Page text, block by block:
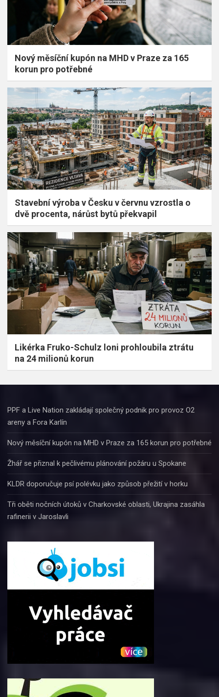
Nový měsíční kupón na MHD v Praze za 165
korun pro potřebné
Stavební výroba v Česku v červnu vzrostla o
dvě procenta, nárůst bytů překvapil
Likérka Fruko-Schulz loni prohloubila ztrátu
na 24 milionů korun
PPF a Live Nation zakládají společný podnik pro provoz O2
areny a Fora Karlín
Nový měsíční kupón na MHD v Praze za 165 korun pro potřebné
Žhář se přiznal k pečlivému plánování požáru u Spokane
KLDR doporučuje psí polévku jako způsob přežití v horku
Tři oběti nočních útoků v Charkovské oblasti, Ukrajina zasáhla
rafinerii v Jaroslavli